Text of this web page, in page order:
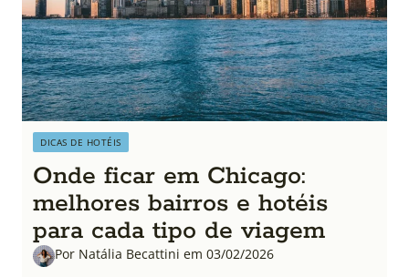
DICAS DE HOTÉIS
Onde ficar em Chicago:
melhores bairros e hotéis
para cada tipo de viagem
Por Natália Becattini em 03/02/2026